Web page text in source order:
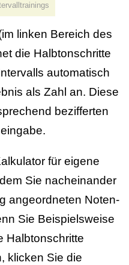
linken Bereich des
die Halbtonschritte
automatisch
als Zahl an. Diese
bezifferten
für eigene
Sie nacheinander
angeordneten Noten-
Sie Beispielsweise
Halbtonschritte
klicken Sie die